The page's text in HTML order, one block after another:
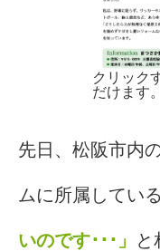
クリック
だけます。
先日、松阪市内
ムに所属してい
いのです･･･」 と